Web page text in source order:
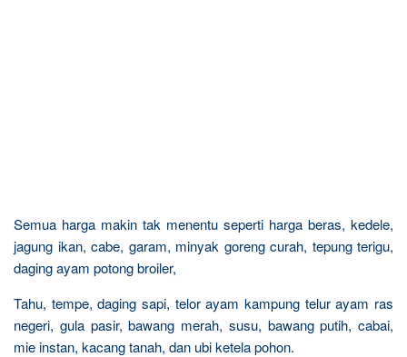
Semua harga makin tak menentu seperti harga beras, kedele,
jagung ikan, cabe, garam, minyak goreng curah, tepung terigu,
daging ayam potong broiler,
Tahu, tempe, daging sapi, telor ayam kampung telur ayam ras
negeri, gula pasir, bawang merah, susu, bawang putih, cabai,
mie instan, kacang tanah, dan ubi ketela pohon.